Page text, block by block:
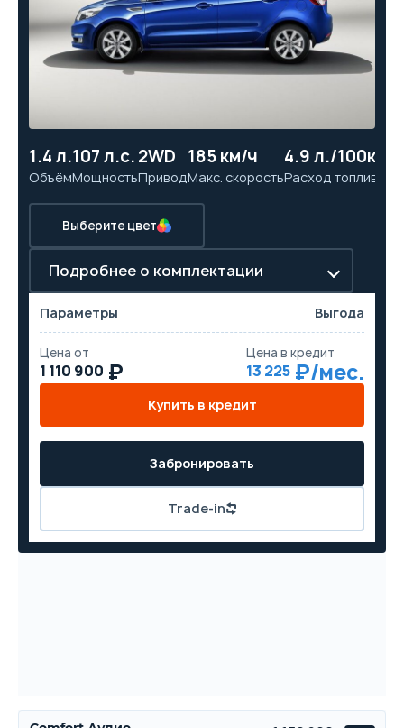
1.4 л.
Объём
107 л.с.
Мощность
2WD
Привод
185 км/ч
Макс. скорость
4.9 л./100км
Расход топлива
Выберите цвет
Подробнее о комплектации
Параметры Выгода
Цена от
1 110 900
Цена в кредит
13 225
Купить в кредит
Trade-in
Забронировать